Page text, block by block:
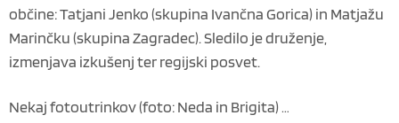
občine: Tatjani Jenko (skupina Ivančna Gorica) in Matjažu
Marinčku (skupina Zagradec). Sledilo je druženje,
izmenjava izkušenj ter regijski posvet.
Nekaj fotoutrinkov (foto: Neda in Brigita) …